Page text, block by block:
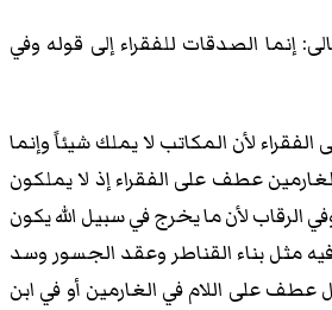
إنما الصدقات للفقراء إلى قوله وفي
لأن المكاتب لا يملك شيئاً وإنما
عطف على الفقراء إذ لا يملكون
الرقاب لأن ما يخرج في سبيل الله يكون
مثل بناء القناطر وعقد الجسور وسد
عطف على اللام في الغارمين أو في ابن